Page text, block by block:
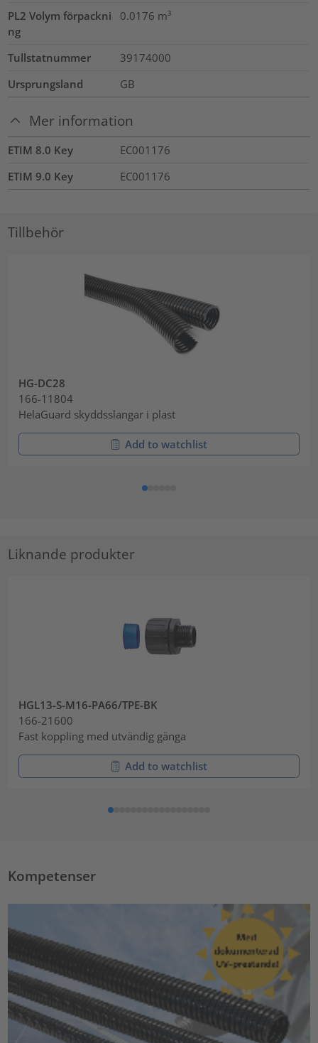
PL2 Volym förpackni
ng
0.0176 m³
Tullstatnummer
39174000
Ursprungsland
GB
Mer information
ETIM 8.0 Key
EC001176
ETIM 9.0 Key
EC001176
Tillbehör
HG-DC28
166-11804
HelaGuard skyddsslangar i plast
Add to watchlist
Liknande produkter
HGL13-S-M16-PA66/TPE-BK
166-21600
Fast koppling med utvändig gänga
Add to watchlist
Kompetenser